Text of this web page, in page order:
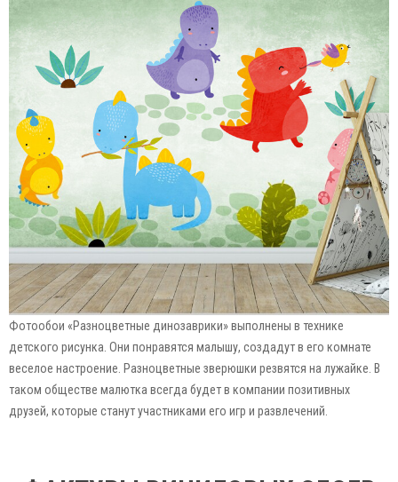
Фотообои «Разноцветные динозаврики» выполнены в технике
детского рисунка. Они понравятся малышу, создадут в его комнате
веселое настроение. Разноцветные зверюшки резвятся на лужайке. В
таком обществе малютка всегда будет в компании позитивных
друзей, которые станут участниками его игр и развлечений.